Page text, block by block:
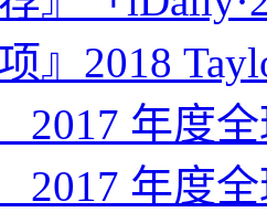
』2018
2017 年度
2017 年度